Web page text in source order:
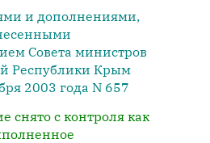
и дополнениями,
Совета министров
Республики Крым
2003 года N 657
снято с контроля как